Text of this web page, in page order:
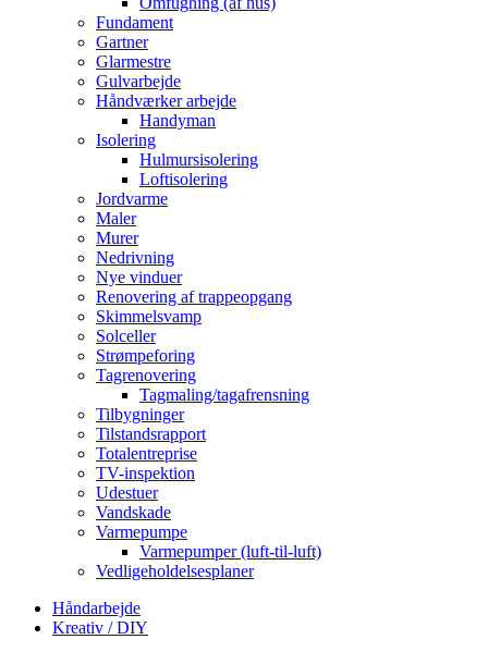
Fundament
Gartner
Glarmestre
Gulvarbejde
Håndværker arbejde
Handyman
Isolering
Hulmursisolering
Loftisolering
Jordvarme
Maler
Murer
Nedrivning
Nye vinduer
Renovering af trappeopgang
Skimmelsvamp
Solceller
Strømpeforing
Tagrenovering
Tagmaling/tagafrensning
Tilbygninger
Tilstandsrapport
Totalentreprise
TV-inspektion
Udestuer
Vandskade
Varmepumpe
Varmepumper (luft-til-luft)
Vedligeholdelsesplaner
Håndarbejde
Kreativ / DIY